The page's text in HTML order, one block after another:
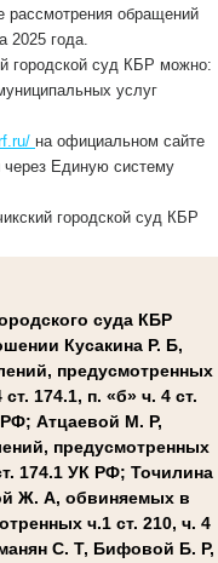
рассмотрения обращений
2025 года.
городской суд КБР можно:
услуг
на официальном сайте
через Единую систему
городской суд КБР
суда КБР
Кусакина Р. Б,
предусмотренных
174.1, п. «б» ч. 4 ст.
РФ; Атцаевой М. Р,
предусмотренных
174.1 УК РФ; Точилина
Ж. А, обвиняемых в
ч.1 ст. 210, ч. 4
С. Т, Бифовой Б. Р,